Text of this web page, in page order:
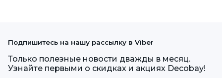
Подпишитесь на нашу рассылку в Viber
Только полезные новости дважды в месяц.
Узнайте первыми о скидках и акциях Decobay!